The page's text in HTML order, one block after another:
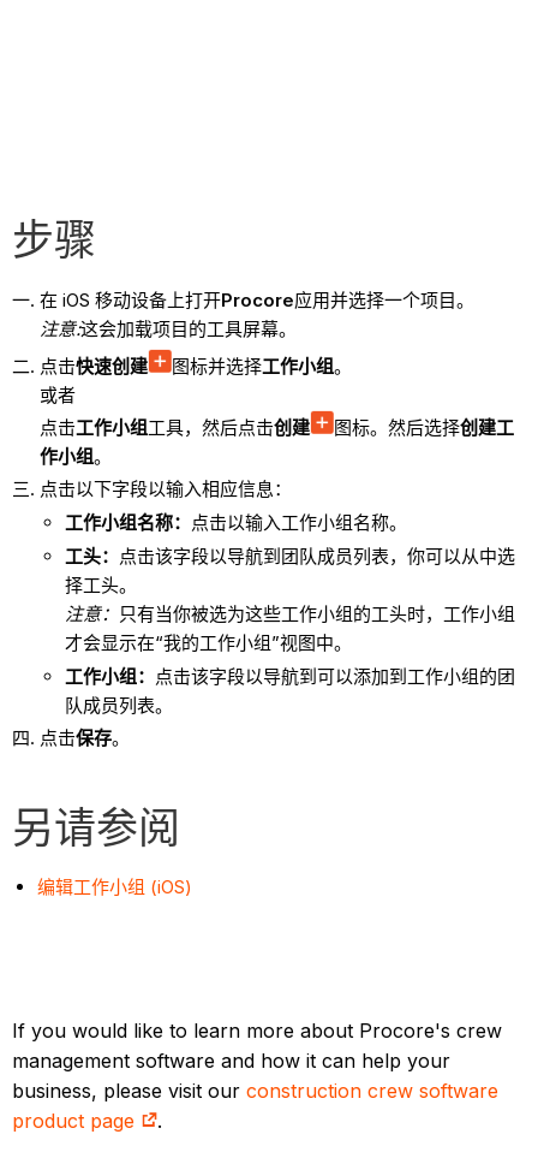
步骤
在 iOS 移动设备上打开Procore应用并选择一个项目。
注意:这会加载项目的工具屏幕。
点击快速创建 图标并选择工作小组。
或者
点击工作小组工具，然后点击创建 图标。然后选择创建工
作小组。
点击以下字段以输入相应信息：
工作小组名称： 点击以输入工作小组名称。
工头： 点击该字段以导航到团队成员列表，你可以从中选
择工头。
注意： 只有当你被选为这些工作小组的工头时，工作小组
才会显示在“我的工作小组”视图中。
工作小组： 点击该字段以导航到可以添加到工作小组的团
队成员列表。
点击保存。
另请参阅
编辑工作小组 (iOS)
If you would like to learn more about Procore's crew
management software and how it can help your
business, please visit ourconstruction crew software
product page
.